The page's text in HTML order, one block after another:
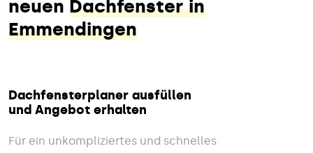
neuen Dachfenster in
Emmendingen
Dachfensterplaner ausfüllen
und Angebot erhalten
Für ein unkompliziertes und schnelles